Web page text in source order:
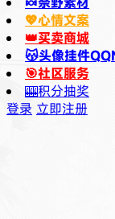
💖心情文案
👑买卖商城
😽头像挂件
🎯社区服务
🎰积分抽奖
登录 立即注册